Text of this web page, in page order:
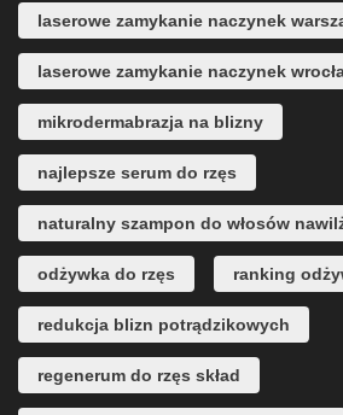
laserowe zamykanie naczynek
laserowe zamykanie naczynek
mikrodermabrazja na blizny
najlepsze serum do rzęs
naturalny szampon do włosów
odżywka do rzęs ranking
redukcja blizn potrądzikowych
regenerum do rzęs skład